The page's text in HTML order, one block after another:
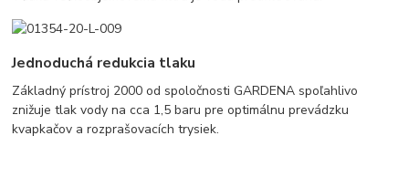
Jednoduchá redukcia tlaku
Základný prístroj 2000 od spoločnosti GARDENA spoľahlivo
znižuje tlak vody na cca 1,5 baru pre optimálnu prevádzku
kvapkačov a rozprašovacích trysiek.